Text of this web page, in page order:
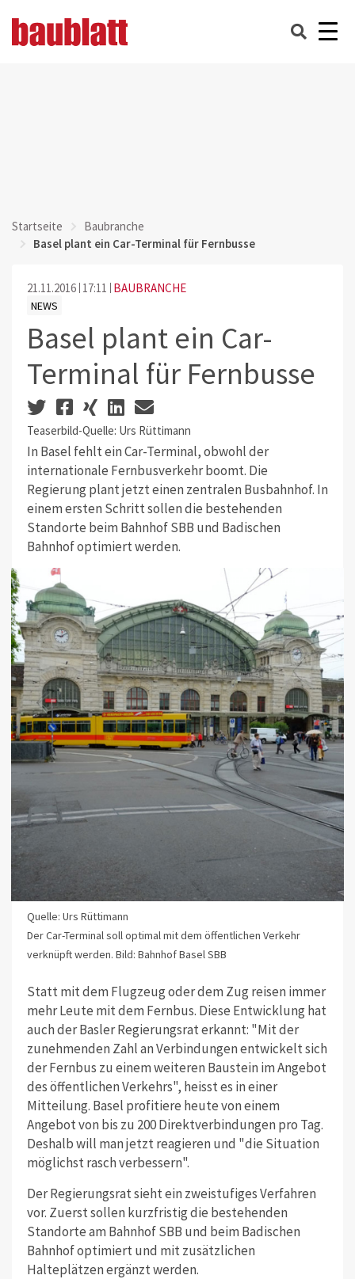
Startseite
Baubranche
Basel plant ein Car-Terminal für Fernbusse
21.11.2016 17:11 BAUBRANCHE
NEWS
Basel plant ein Car-
Terminal für Fernbusse
Teaserbild-Quelle: Urs Rüttimann
In Basel fehlt ein Car-Terminal, obwohl der
internationale Fernbusverkehr boomt. Die
Regierung plant jetzt einen zentralen Busbahnhof. In
einem ersten Schritt sollen die bestehenden
Standorte beim Bahnhof SBB und Badischen
Bahnhof optimiert werden.
Quelle: Urs Rüttimann
Der Car-Terminal soll optimal mit dem öffentlichen Verkehr
verknüpft werden. Bild: Bahnhof Basel SBB
Statt mit dem Flugzeug oder dem Zug reisen immer
mehr Leute mit dem Fernbus. Diese Entwicklung hat
auch der Basler Regierungsrat erkannt: "Mit der
zunehmenden Zahl an Verbindungen entwickelt sich
der Fernbus zu einem weiteren Baustein im Angebot
des öffentlichen Verkehrs", heisst es in einer
Mitteilung. Basel profitiere heute von einem
Angebot von bis zu 200 Direktverbindungen pro Tag.
Deshalb will man jetzt reagieren und "die Situation
möglichst rasch verbessern".
Der Regierungsrat sieht ein zweistufiges Verfahren
vor. Zuerst sollen kurzfristig die bestehenden
Standorte am Bahnhof SBB und beim Badischen
Bahnhof optimiert und mit zusätzlichen
Halteplätzen ergänzt werden.